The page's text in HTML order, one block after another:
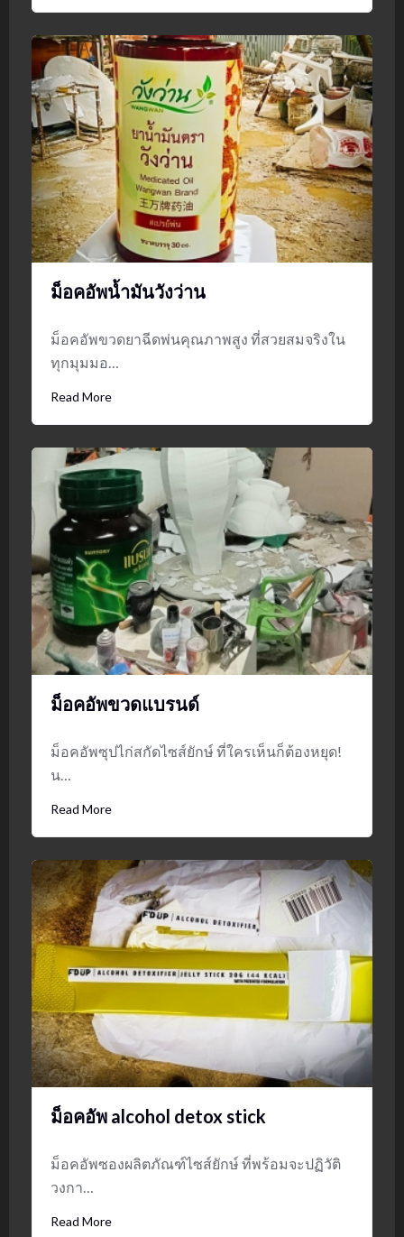
ม็อคอัพน้ำมันวังว่าน
ม็อคอัพขวดยาฉีดพ่นคุณภาพสูง ที่สวยสมจริงใน
ทุกมุมมอ…
Read More
ม็อคอัพขวดแบรนด์
ม็อคอัพซุปไก่สกัดไซส์ยักษ์ ที่ใครเห็นก็ต้องหยุด!
น…
Read More
ม็อคอัพ alcohol detox stick
ม็อคอัพซองผลิตภัณฑ์ไซส์ยักษ์ ที่พร้อมจะปฏิวัติ
วงกา…
Read More